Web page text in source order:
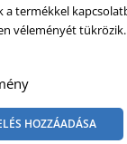
a termékkel
véleményét tükrözik.
HOZZÁADÁSA